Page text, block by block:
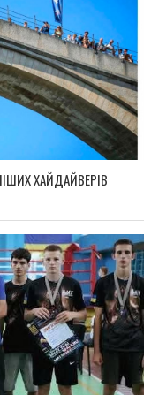
ХАЙДАЙВЕРІВ